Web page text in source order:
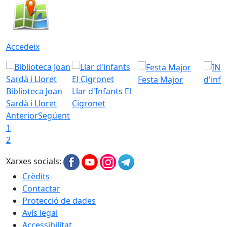
Accedeix
Biblioteca Joan
Sardà i Lloret
Llar d'Infants El
Cigronet
Festa Major
AnteriorSegüent
1
2
Xarxes socials:
Crèdits
Contactar
Protecció de dades
Avís legal